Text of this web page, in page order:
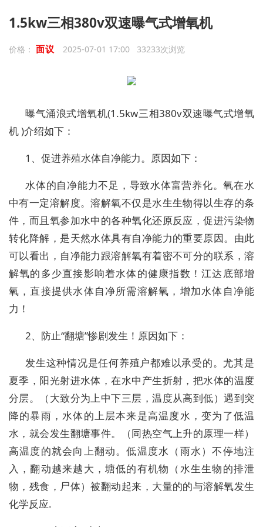
1.5kw三相380v双速曝气式增氧机
价格： 面议 2025-07-01 17:00 33233次浏览
曝气涌浪式增氧机(1.5kw三相380v双速曝气式增氧
机 )介绍如下：
1、促进养殖水体自净能力。原因如下：
水体的自净能力不足，导致水体富营养化。氧在水
中有一定溶解度。溶解氧不仅是水生生物得以生存的条
件，而且氧参加水中的各种氧化还原反应，促进污染物
转化降解，是天然水体具有自净能力的重要原因。由此
可以看出，自净能力跟溶解氧有着密不可分的联系，溶
解氧的多少直接影响着水体的健康指数！江达底部增
氧，直接提供水体自净所需溶解氧，增加水体自净能
力！
2、防止“翻塘”惨剧发生！原因如下：
发生这种情况是任何养殖户都难以承受的。尤其是
夏季，阳光射进水体，在水中产生折射，把水体的温度
分层。（大致分为上中下三层，温度从高到低）遇到突
降的暴雨，水体的上层本来是高温度水，变为了低温
水，就会发生翻塘事件。（同热空气上升的原理一样）
高温度的就会向上翻动。低温度水（雨水）不停地注
入，翻动越来越大，塘低的有机物（水生生物的排泄
物，残食，尸体）被翻动起来，大量的的与溶解氧发生
化学反应.